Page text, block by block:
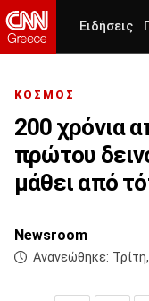
Ειδήσεις
ΚΟΣΜΟΣ
200 χρόνια
πρώτου
μάθει από
Newsroom
Ανανεώθηκε: